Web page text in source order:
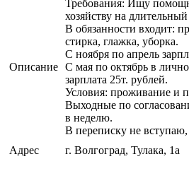
Описание
Требования: Ищу
хозяйству на
В обязанности входит:
стирка, глажка, уборка.
С ноября по апрель
С мая по октябрь в
зарплата 25т. рублей.
Условия: проживание и
Выходные по
в неделю.
В переписку не вступаю,
Адрес
г. Волгоград, Тулака, 1а